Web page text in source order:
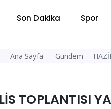
Son Dakika Spor
Ana Sayfa Gündem
TOPLANTISI